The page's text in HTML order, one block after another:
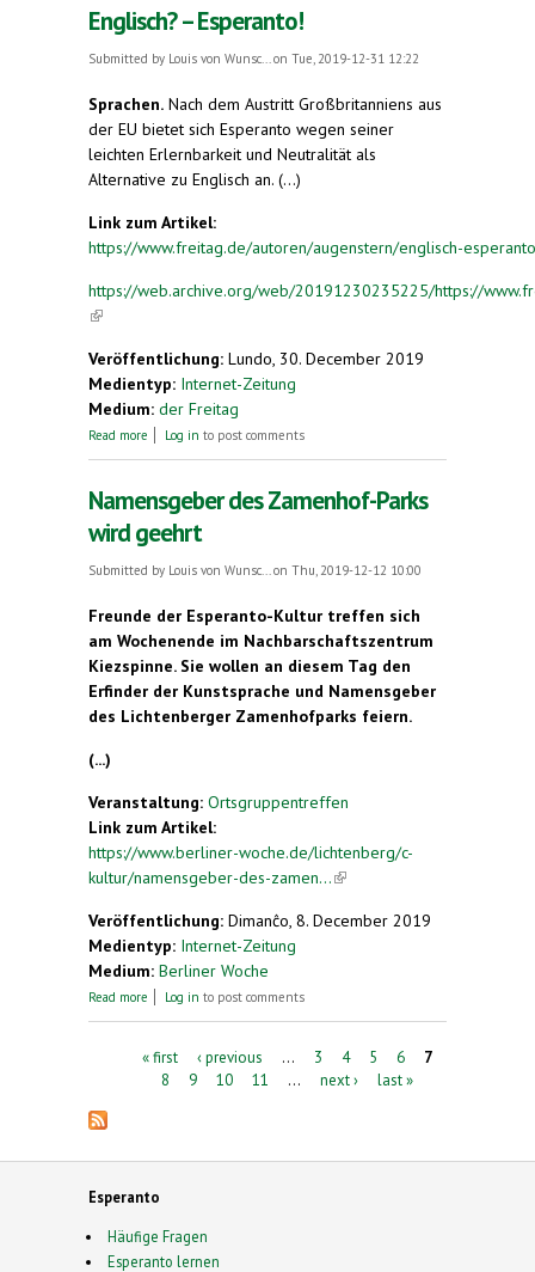
Englisch? – Esperanto!
Submitted by Louis von Wunsc... on Tue, 2019-12-31 12:22
Sprachen. Nach dem Austritt Großbritanniens aus
der EU bietet sich Esperanto wegen seiner
leichten Erlernbarkeit und Neutralität als
Alternative zu Englisch an. (...)
Link zum Artikel:
https://www.freitag.de/autoren/augenstern/englisch-esperanto
https://web.archive.org/web/20191230235225/https://
(link is external)
Veröffentlichung: Lundo, 30. December 2019
Medientyp: Internet-Zeitung
Medium: der Freitag
Read more about Englisch? – Esperanto!
Log in to post comments
Namensgeber des Zamenhof-Parks
wird geehrt
Submitted by Louis von Wunsc... on Thu, 2019-12-12 10:00
Freunde der Esperanto-Kultur treffen sich
am Wochenende im Nachbarschaftszentrum
Kiezspinne. Sie wollen an diesem Tag den
Erfinder der Kunstsprache und Namensgeber
des Lichtenberger Zamenhofparks feiern.
(...)
Veranstaltung: Ortsgruppentreffen
Link zum Artikel:
https://www.berliner-woche.de/lichtenberg/c-
kultur/namensgeber-des-zamen...(link is external)
Veröffentlichung: Dimanĉo, 8. December 2019
Medientyp: Internet-Zeitung
Medium: Berliner Woche
Read more about Namensgeber des Zamenhof-Parks wird
Log in to post comments
Pages« first ‹ previous … 3 4 5 6
7
8
9 10 11 … next › last »
Esperanto
Häufige Fragen
Esperanto lernen